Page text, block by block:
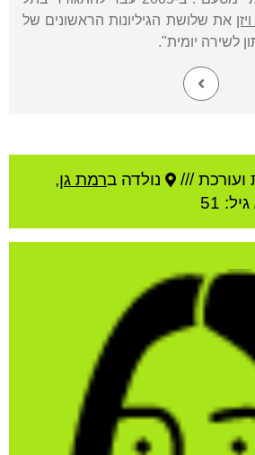
את שלושת הגיליונות הראשונים של
לשירה יומית".
ועורכת /// נולדה ברמת גן,
51